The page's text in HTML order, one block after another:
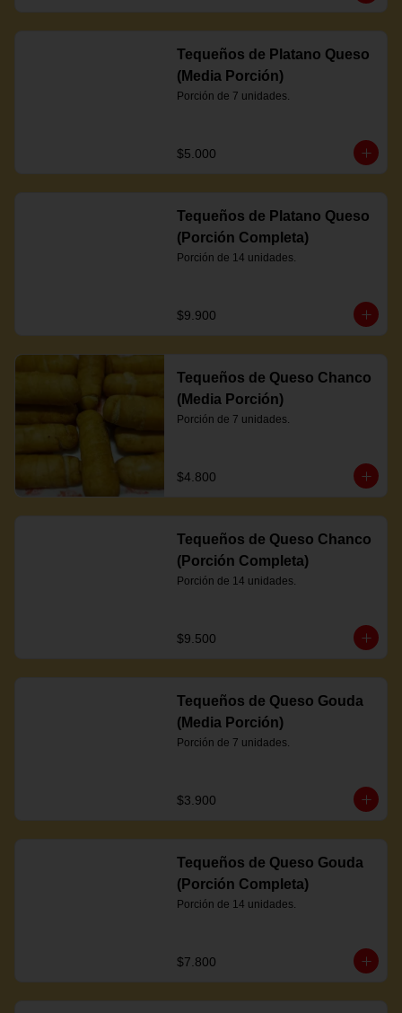
Tequeños de Platano Queso
(Media Porción)
Porción de 7 unidades.
$5.000
Tequeños de Platano Queso
(Porción Completa)
Porción de 14 unidades.
$9.900
Tequeños de Queso Chanco
(Media Porción)
Porción de 7 unidades.
$4.800
Tequeños de Queso Chanco
(Porción Completa)
Porción de 14 unidades.
$9.500
Tequeños de Queso Gouda
(Media Porción)
Porción de 7 unidades.
$3.900
Tequeños de Queso Gouda
(Porción Completa)
Porción de 14 unidades.
$7.800